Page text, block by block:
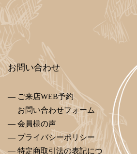
お問い合わせ
ご来店WEB予約
お問い合わせフォーム
会員様の声
プライバシーポリシー
特定商取引法の表記につ